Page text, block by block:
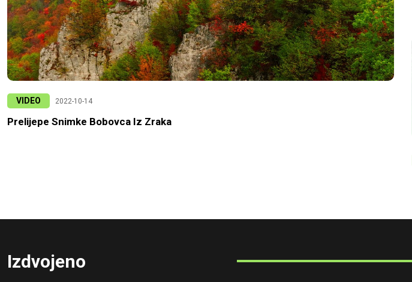
VIDEO 2022-10-14
Prelijepe Snimke Bobovca Iz Zraka
Izdvojeno